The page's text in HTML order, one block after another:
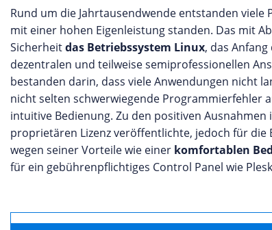
Rund um die Jahrtausendwende entstanden
mit einer hohen Eigenleistung standen. Das mit
Sicherheitdas Betriebssystem Linux, das
dezentralen und teilweise semiprofessionellen
bestanden darin, dass viele Anwendungen nicht
nicht selten schwerwiegende Programmierfehler
intuitive Bedienung. Zu den positiven
proprietären Lizenz veröffentlichte, jedoch für die
wegen seiner Vorteile wie einer komfortablen
für ein gebührenpflichtiges Control Panel wie